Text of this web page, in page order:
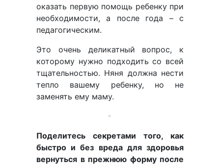
оказать первую помощь ребенку при
необходимости, а после года – с
педагогическим.
Это очень деликатный вопрос, к
которому нужно подходить со всей
тщательностью. Няня должна нести
тепло вашему ребенку, но не
заменять ему маму.
Поделитесь секретами того, как
быстро и без вреда для здоровья
вернуться в прежнюю форму после